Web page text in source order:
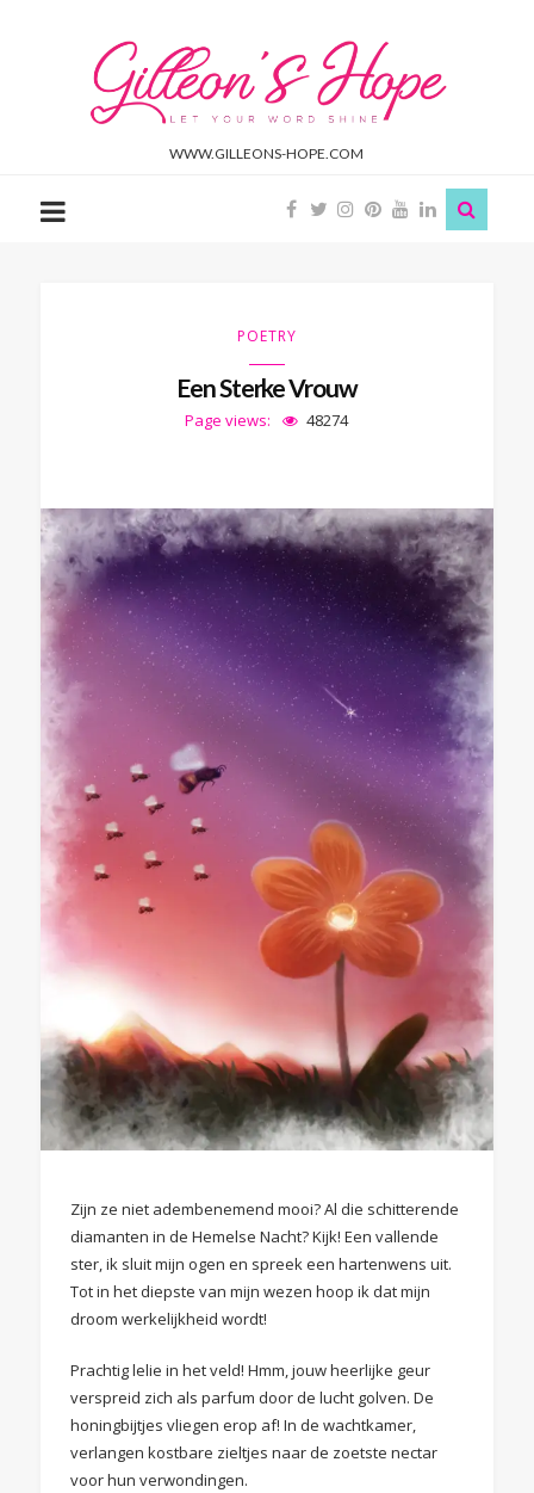
Gilleon'S
Hope
WWW.GILLEONS-HOPE.COM
POETRY
Een Sterke Vrouw
Page views: 48274
Zijn ze niet adembenemend mooi? Al die schitterende
diamanten in de Hemelse Nacht? Kijk! Een vallende
ster, ik sluit mijn ogen en spreek een hartenwens uit.
Tot in het diepste van mijn wezen hoop ik dat mijn
droom werkelijkheid wordt!
Prachtig lelie in het veld! Hmm, jouw heerlijke geur
verspreid zich als parfum door de lucht golven. De
honingbijtjes vliegen erop af! In de wachtkamer,
verlangen kostbare zieltjes naar de zoetste nectar
voor hun verwondingen.